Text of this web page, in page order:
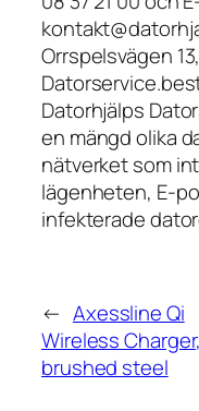
Orrspelsvägen
Datorhjälps
en mängd olika
nätverket som
lägenheten, E-
infekterade
← Axessline Qi
Wireless Charger,
brushed steel